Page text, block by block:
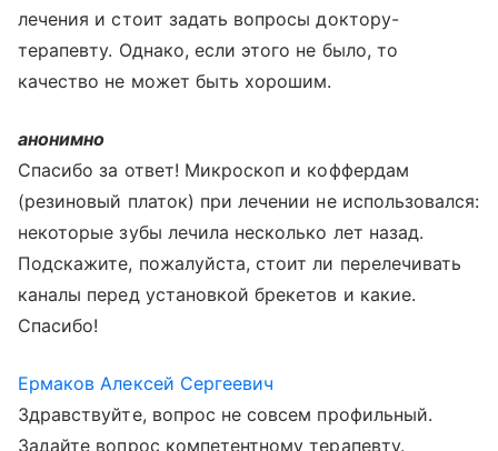
лечения и стоит задать вопросы доктору-
терапевту. Однако, если этого не было, то
качество не может быть хорошим.
анонимно
Спасибо за ответ! Микроскоп и коффердам
(резиновый платок) при лечении не использовался:
некоторые зубы лечила несколько лет назад.
Подскажите, пожалуйста, стоит ли перелечивать
каналы перед установкой брекетов и какие.
Спасибо!
Ермаков Алексей Сергеевич
Здравствуйте, вопрос не совсем профильный.
Задайте вопрос компетентному терапевту.